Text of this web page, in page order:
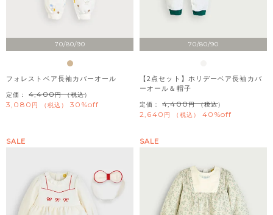
70/80/90
フォレストベア長袖カバーオール
定価： 4,400 （税込）
3,080 税込 30%off
70/80/90
【2点セット】ホリデーベア長袖カバ
ーオール＆帽子
定価： 4,400 （税込）
2,640 税込 40%off
SALE SALE